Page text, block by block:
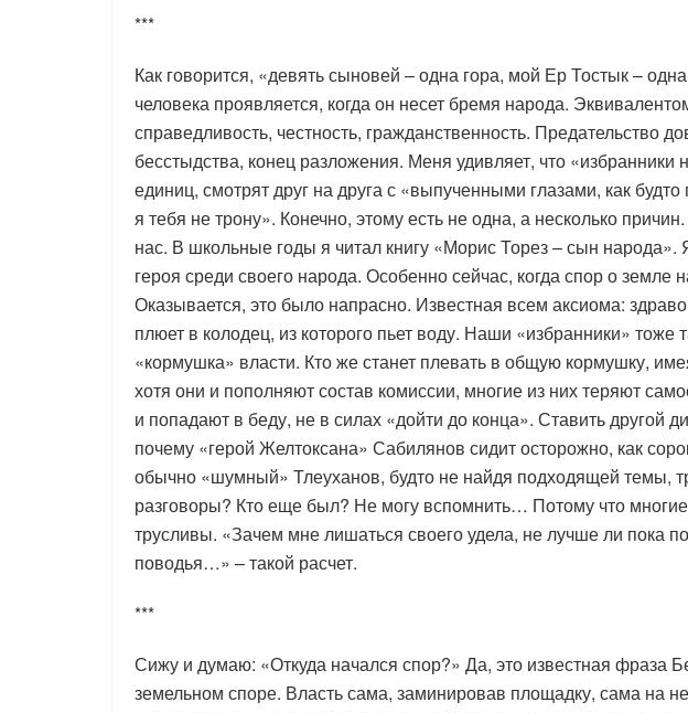
***
Как говорится, «девять сыновей – одна гора, мой Ер Тостык –
человека проявляется, когда он несет бремя народа.
справедливость, честность, гражданственность. Предательство
бесстыдства, конец разложения. Меня удивляет, что «избранники
единиц, смотрят друг на друга с «выпученными глазами, как
я тебя не трону». Конечно, этому есть не одна, а несколько
нас. В школьные годы я читал книгу «Морис Торез – сын народа».
героя среди своего народа. Особенно сейчас, когда спор о земле
Оказывается, это было напрасно. Известная всем аксиома:
плюет в колодец, из которого пьет воду. Наши «избранники» тоже
«кормушка» власти. Кто же станет плевать в общую кормушку,
хотя они и пополняют состав комиссии, многие из них теряют
и попадают в беду, не в силах «дойти до конца». Ставить другой
почему «герой Желтоксана» Сабилянов сидит осторожно, как
обычно «шумный» Тлеуханов, будто не найдя подходящей темы,
разговоры? Кто еще был? Не могу вспомнить… Потому что
трусливы. «Зачем мне лишаться своего удела, не лучше ли пока
поводья…» – такой расчет.
***
Сижу и думаю: «Откуда начался спор?» Да, это известная фраза
земельном споре. Власть сама, заминировав площадку, сама на